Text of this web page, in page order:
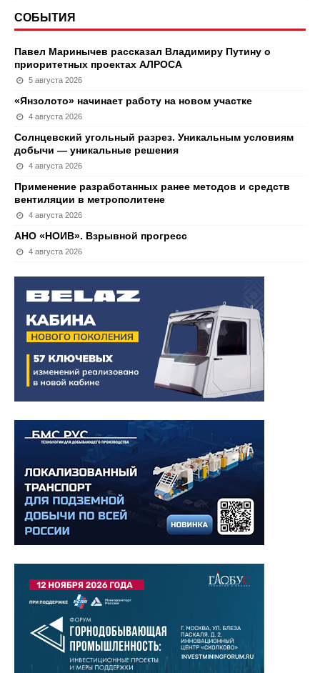
СОБЫТИЯ
Павел Маринычев рассказал Владимиру Путину о
приоритетных проектах АЛРОСА
5 августа 2026
«Янзолото» начинает работу на новом участке
4 августа 2026
Солнцевский угольный разрез. Уникальным условиям
добычи — уникальные решения
4 августа 2026
Применение разработанных ранее методов и средств
вентиляции в метрополитене
4 августа 2026
АНО «НОИВ». Взрывной прогресс
4 августа 2026